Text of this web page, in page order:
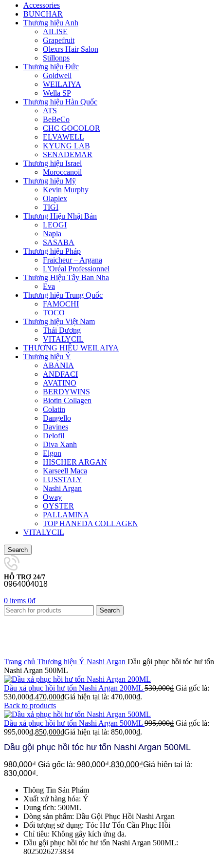
Accessories
BUNCHAR
Thương hiệu Anh
AILISE
Grapefruit
Olexrs Hair Salon
Stillonps
Thương hiệu Đức
Goldwell
WEILAIYA
Wella SP
Thương hiệu Hàn Quốc
ATS
BeBeCo
CHC GOCOLOR
ELVAWELL
KYUNG LAB
SENADEMAR
Thương hiệu Israel
Moroccanoil
Thương hiệu Mỹ
Kevin Murphy
Olaplex
TIGI
Thương Hiệu Nhật Bản
LEOGI
Napla
SASABA
Thương hiệu Pháp
Fraicheur – Argana
L'Oréal Professionnel
Thương Hiệu Tây Ban Nha
Eva
Thương hiệu Trung Quốc
FAMOCHI
TOCO
Thương hiệu Việt Nam
Thái Dương
VITALYCIL
THƯƠNG HIỆU WEILAIYA
Thương hiệu Ý
ABANIA
ANDFACI
AVATINO
BERDYWINS
Biotin Collagen
Colatin
Dangello
Davines
Delofil
Diva Xanh
Elgon
HISCHER ARGAN
Karseell Maca
LUSSTALY
Nashi Argan
Oway
OYSTER
PALLAMINA
TOP HANEDA COLLAGEN
VITALYCIL
Search
HỖ TRỢ 24/7
0964004018
0 items 0₫
Search
Trang chủ Thương hiệu Ý Nashi Argan Dầu gội phục hồi tóc hư tổn
Nashi Argan 500ML
Dầu xả phục hồi hư tổn Nashi Argan 200ML 530,000₫ Giá gốc là:
530,000₫.470,000₫Giá hiện tại là: 470,000₫.
Back to products
Dầu xả phục hồi hư tổn Nashi Argan 500ML 995,000₫ Giá gốc là:
995,000₫.850,000₫Giá hiện tại là: 850,000₫.
Dầu gội phục hồi tóc hư tổn Nashi Argan 500ML
980,000₫ Giá gốc là: 980,000₫.830,000₫Giá hiện tại là:
830,000₫.
Thông Tin Sản Phẩm
Xuất xứ hàng hóa: Ý
Dung tích: 500ML
Dòng sản phẩm: Dầu Gội Phục Hồi Nashi Argan
Đối tượng sử dụng: Tóc Hư Tổn Cần Phục Hồi
Chỉ tiêu: Không gây kích ứng da.
Dầu gội phục hồi tóc hư tổn Nashi Argan 500ML:
8025026273834